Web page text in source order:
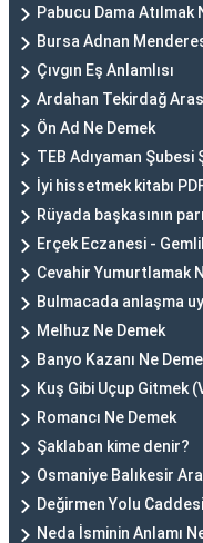
Pabucu Dama Atılmak
Bursa Adnan
Çıvgın Eş Anlamlısı
Ardahan Tekirdağ
Ön Ad Ne Demek
TEB Adıyaman Şubesi
İyi hissetmek kitabı
Rüyada başkasının
Erçek Eczanesi -
Cevahir Yumurtlamak
Bulmacada anlaşma
Melhuz Ne Demek
Banyo Kazanı Ne
Kuş Gibi Uçup Gitmek
Romancı Ne Demek
Şaklaban kime denir?
Osmaniye Balıkesir
Değirmen Yolu Caddesi
Neda İsminin Anlamı